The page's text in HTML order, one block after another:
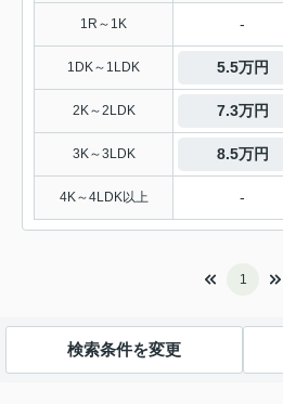
1R～1K -
1DK～1LDK 5.5万円
2K～2LDK 7.3万円
3K～3LDK 8.5万円
4K～4LDK以上 -
1
検索条件を変更